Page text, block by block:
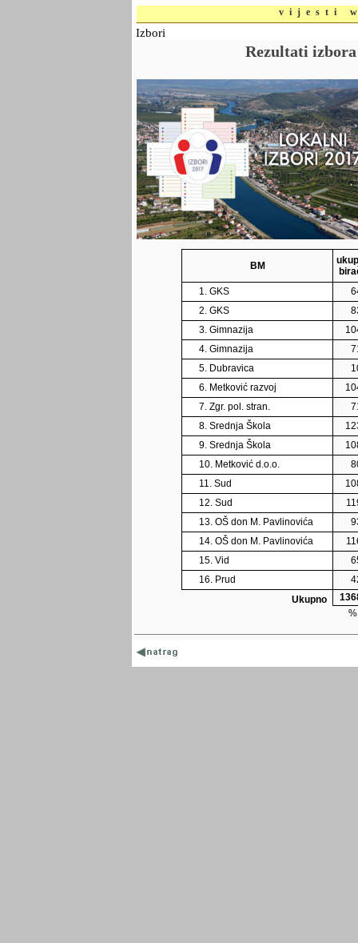
vijesti
Izbori
Rezultati
BM
1. GKS
2. GKS
3. Gimnazija
4. Gimnazija
5. Dubravica
6. Metković razvoj
7. Zgr. pol. stran.
8. Srednja Škola
9. Srednja Škola
10. Metković d.o.o.
11. Sud
12. Sud
13. OŠ don M. Pavlinovića
14. OŠ don M. Pavlinovića
15. Vid
16. Prud
Ukupno
%